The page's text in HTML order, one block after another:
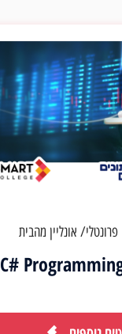
פרונטלי/ אונליין מהבית
C#